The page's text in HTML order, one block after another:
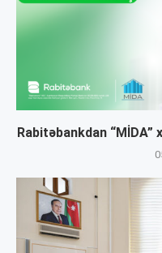
Rabitəbankdan